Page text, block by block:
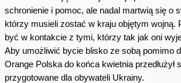
schronienie i pomoc, ale nadal martwią się o
którzy musieli zostać w kraju objętym wojną.
być w kontakcie z tymi, którzy tak jak oni
Aby umożliwić bycie blisko ze sobą pomimo
Orange Polska do końca kwietnia przedłużył
przygotowane dla obywateli Ukrainy.